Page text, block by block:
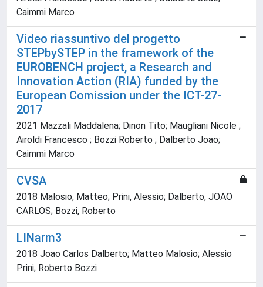
Caimmi Marco
Video riassuntivo del progetto
STEPbySTEP in the framework of the
EUROBENCH project, a Research and
Innovation Action (RIA) funded by the
European Comission under the ICT-27-
2017
2021 Mazzali Maddalena; Dinon Tito; Maugliani Nicole ;
Airoldi Francesco ; Bozzi Roberto ; Dalberto Joao;
Caimmi Marco
CVSA
2018 Malosio, Matteo; Prini, Alessio; Dalberto, JOAO
CARLOS; Bozzi, Roberto
LINarm3
2018 Joao Carlos Dalberto; Matteo Malosio; Alessio
Prini; Roberto Bozzi